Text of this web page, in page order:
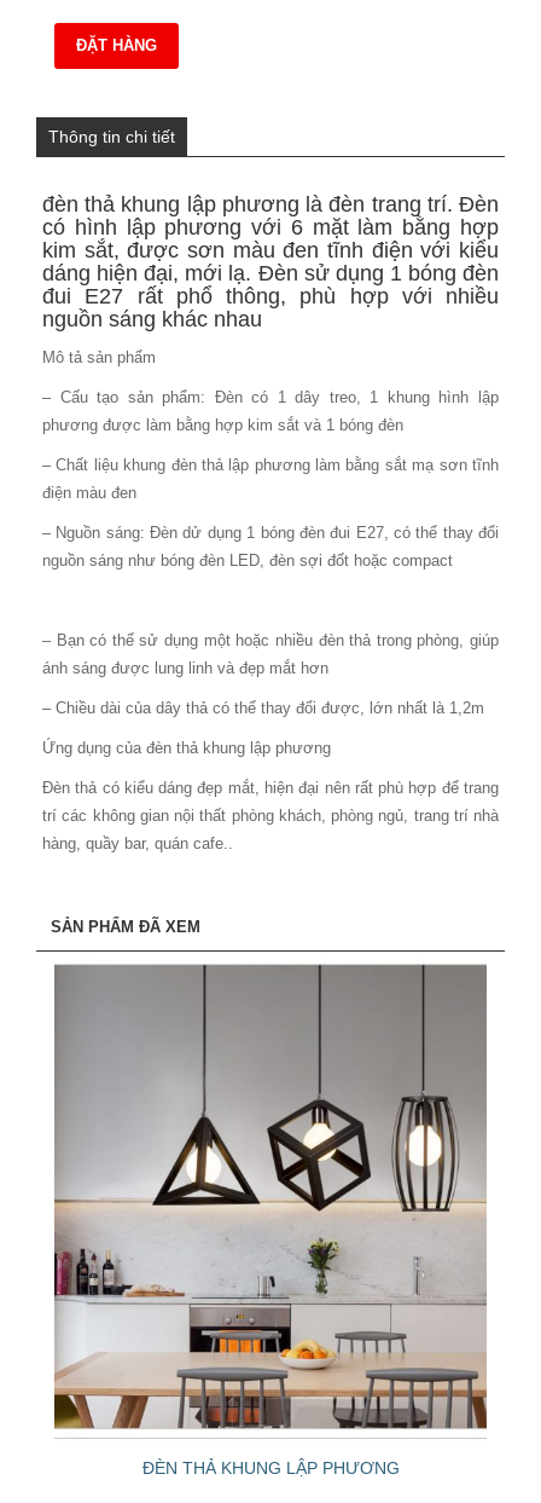
ĐẶT HÀNG
Thông tin chi tiết
đèn thả khung lập phương là đèn trang trí. Đèn
có hình lập phương với 6 mặt làm bằng hợp
kim sắt, được sơn màu đen tĩnh điện với kiểu
dáng hiện đại, mới lạ. Đèn sử dụng 1 bóng đèn
đui E27 rất phổ thông, phù hợp với nhiều
nguồn sáng khác nhau
Mô tả sản phẩm
– Cấu tạo sản phẩm: Đèn có 1 dây treo, 1 khung hình lập
phương được làm bằng hợp kim sắt và 1 bóng đèn
– Chất liệu khung đèn thả lập phương làm bằng sắt mạ sơn tĩnh
điện màu đen
– Nguồn sáng: Đèn dử dụng 1 bóng đèn đui E27, có thể thay đổi
nguồn sáng như bóng đèn LED, đèn sợi đốt hoặc compact
– Bạn có thể sử dụng một hoặc nhiều đèn thả trong phòng, giúp
ánh sáng được lung linh và đẹp mắt hơn
– Chiều dài của dây thả có thể thay đổi được, lớn nhất là 1,2m
Ứng dụng của đèn thả khung lập phương
Đèn thả có kiểu dáng đẹp mắt, hiện đại nên rất phù hợp để trang
trí các không gian nội thất phòng khách, phòng ngủ, trang trí nhà
hàng, quầy bar, quán cafe..
SẢN PHẨM ĐÃ XEM
ĐÈN THẢ KHUNG LẬP PHƯƠNG